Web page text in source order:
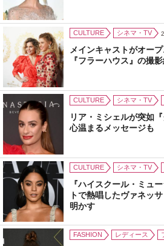
CULTURE シネマ・TV
メインキャストがオー
『フラーハウス』の撮
CULTURE シネマ・TV
リア・ミシェルが突如
心温まるメッセージも
CULTURE シネマ・TV
『ハイスクール・ミュ
トで熱唱したヴァネッ
明かす
FASHION レディース